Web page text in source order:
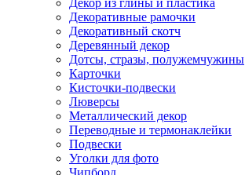
Декоративные рамочки
Декоративный скотч
Деревянный декор
Дотсы, стразы, полужемчужины
Карточки
Кисточки-подвески
Люверсы
Металлический декор
Переводные и термонаклейки
Подвески
Уголки для фото
Чипборд